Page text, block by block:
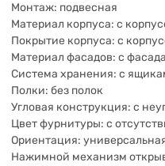
Монтаж: подвесная
Материал корпуса: с
Покрытие корпуса: с
Материал фасадов: с
Система хранения: с
Полки: без полок
Угловая конструкция: с
Цвет фурнитуры: с
Ориентация:
Нажимной механизм